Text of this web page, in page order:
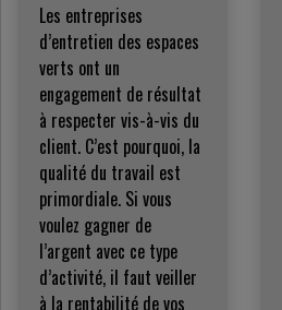
Les entreprises
d’entretien des espaces
verts ont un
engagement de résultat
à respecter vis-à-vis du
client. C’est pourquoi, la
qualité du travail est
primordiale. Si vous
voulez gagner de
l’argent avec ce type
d’activité, il faut veiller
à la rentabilité de vos